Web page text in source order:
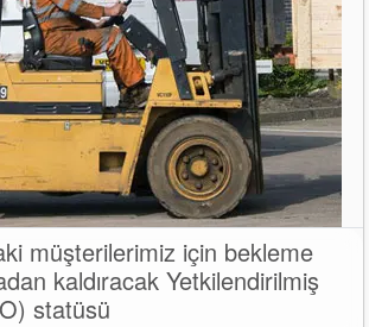
müşterilerimiz için bekleme
kaldıracak Yetkilendirilmiş
statüsü